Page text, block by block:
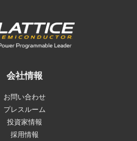
会社情報
お問い合わせ
プレスルーム
投資家情報
採用情報